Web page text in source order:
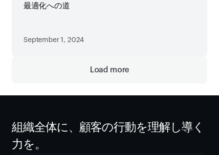
最適化への道
September 1, 2024
Load more
組織全体に、顧客の行動を理解し導く
力を。